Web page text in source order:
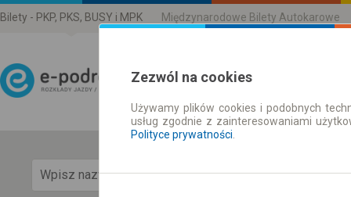
Bilety - PKP, PKS, BUSY i MPK Międzynarodowe Bilety Autokarowe
Rozkład Jazdy | Bilety
Zezwól na cookies
Używamy plików cookies i podobnych
usług zgodnie z zainteresowaniami
Polityce prywatności